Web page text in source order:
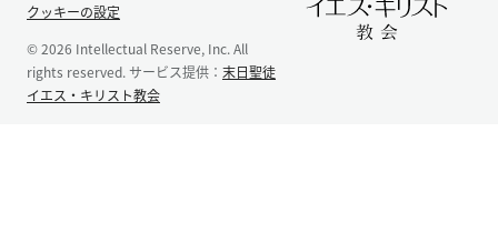
クッキーの設定
© 2026 Intellectual Reserve, Inc. All
rights reserved. サービス提供： 末日聖徒
イエス・キリスト教会